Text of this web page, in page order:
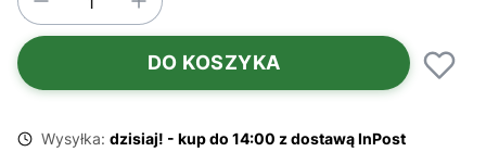
DO KOSZYKA
Wysyłka: dzisiaj! - kup do 14:00 z dostawą InPost